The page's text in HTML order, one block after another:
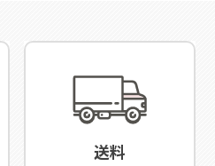
送料